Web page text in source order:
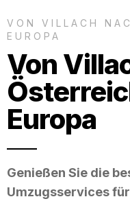
VON VILLACH
EUROPA
Von
Europa
Genießen Sie die
Umzugsservices